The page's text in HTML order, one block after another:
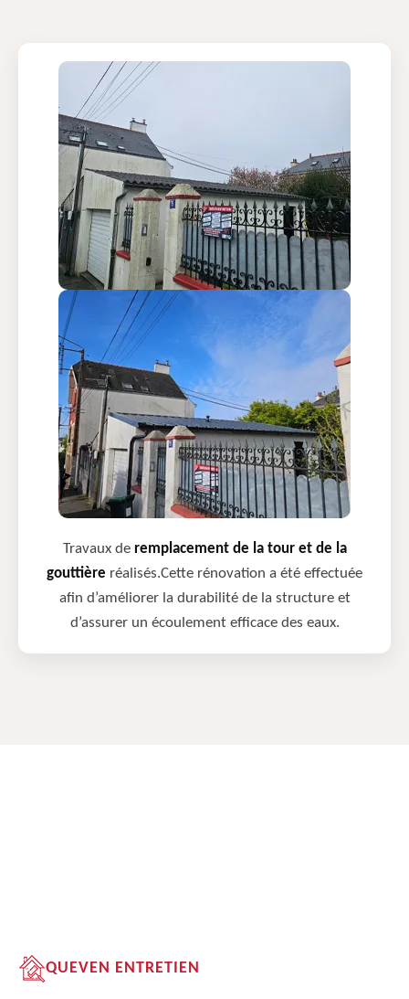
Travaux de remplacement de la tour et de la
gouttière réalisés.Cette rénovation a été effectuée
afin d’améliorer la durabilité de la structure et
d’assurer un écoulement efficace des eaux.
QUEVEN ENTRETIEN